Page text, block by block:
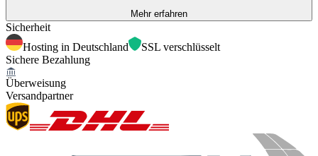
Mehr erfahren
Sicherheit
Hosting in Deutschland
SSL verschlüsselt
Sichere Bezahlung
Überweisung
Versandpartner